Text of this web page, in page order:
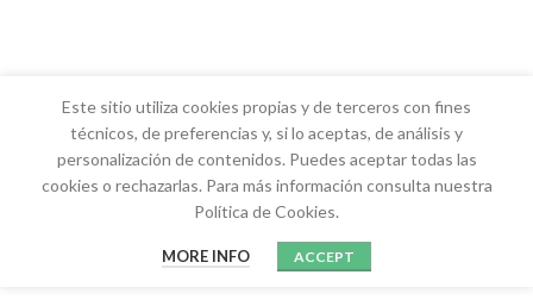
Este sitio utiliza cookies propias y de terceros con fines
técnicos, de preferencias y, si lo aceptas, de análisis y
personalización de contenidos. Puedes aceptar todas las
cookies o rechazarlas. Para más información consulta nuestra
Política de Cookies.
MORE INFO ACCEPT